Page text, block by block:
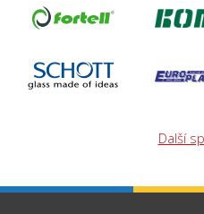
Další